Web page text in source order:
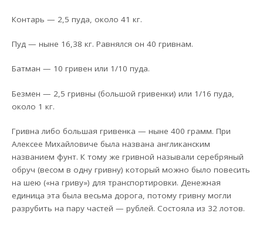
Контарь — 2,5 пуда, около 41 кг.
Пуд — ныне 16,38 кг. Равнялся он 40 гривнам.
Батман — 10 гривен или 1/10 пуда.
Безмен — 2,5 гривны (большой гривенки) или 1/16 пуда,
около 1 кг.
Гривна либо большая гривенка — ныне 400 грамм. При
Алексее Михайловиче была названа англиканским
названием фунт. К тому же гривной называли серебряный
обруч (весом в одну гривну) который можно было повесить
на шею («на гриву») для транспортировки. Денежная
единица эта была весьма дорога, потому гривну могли
разрубить на пару частей — рублей. Состояла из 32 лотов.